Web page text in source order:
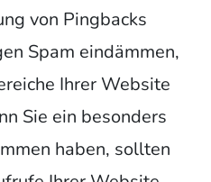
von Pingbacks
Spam eindämmen,
Ihrer Website
Sie ein besonders
haben, sollten